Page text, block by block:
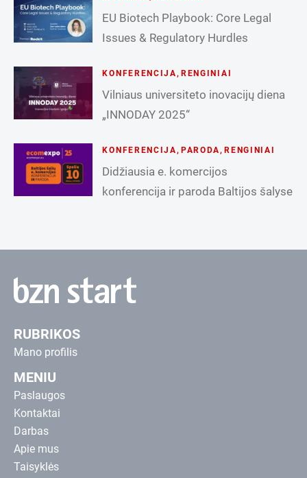
EU Biotech Playbook: Core Legal
Issues & Regulatory Hurdles
KONFERENCIJA , RENGINIAI
Vilniaus universiteto inovacijų diena
„INNODAY 2025“
KONFERENCIJA , PARODA ,RENGINIAI
Didžiausia e. komercijos
konferencija ir paroda Baltijos šalyse
RUBRIKOS
Mano profilis
MENIU
Paslaugos
Kontaktai
Darbas
Apie mus
Taisyklės